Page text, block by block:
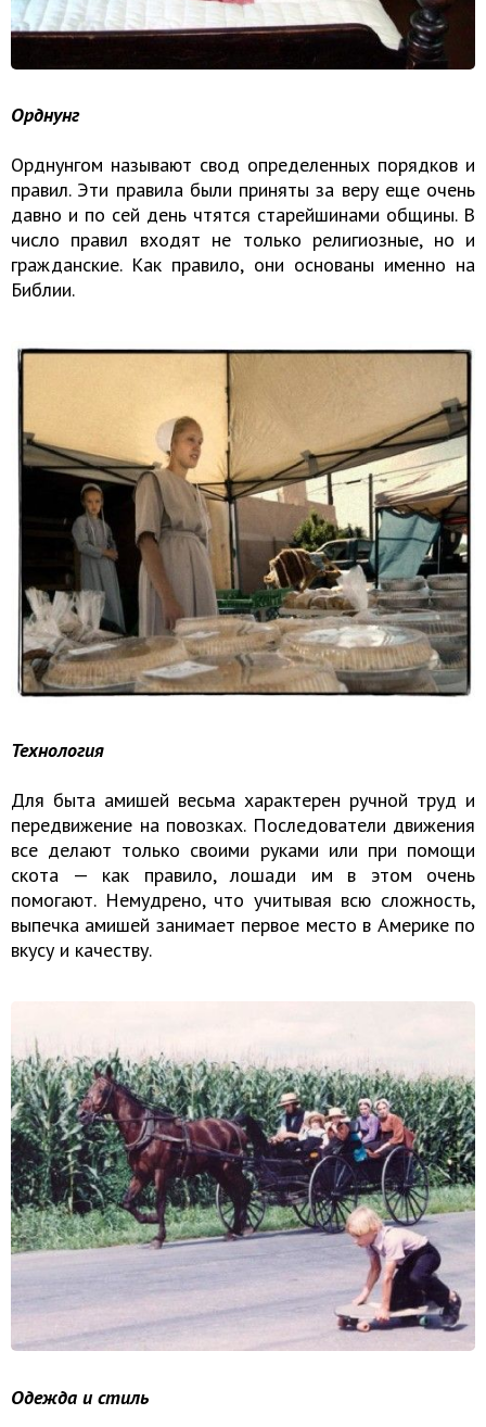
Орднунг
Орднунгом называют свод определенных порядков и
правил. Эти правила были приняты за веру еще очень
давно и по сей день чтятся старейшинами общины. В
число правил входят не только религиозные, но и
гражданские. Как правило, они основаны именно на
Библии.
Технология
Для быта амишей весьма характерен ручной труд и
передвижение на повозках. Последователи движения
все делают только своими руками или при помощи
скота — как правило, лошади им в этом очень
помогают. Немудрено, что учитывая всю сложность,
выпечка амишей занимает первое место в Америке по
вкусу и качеству.
Одежда и стиль